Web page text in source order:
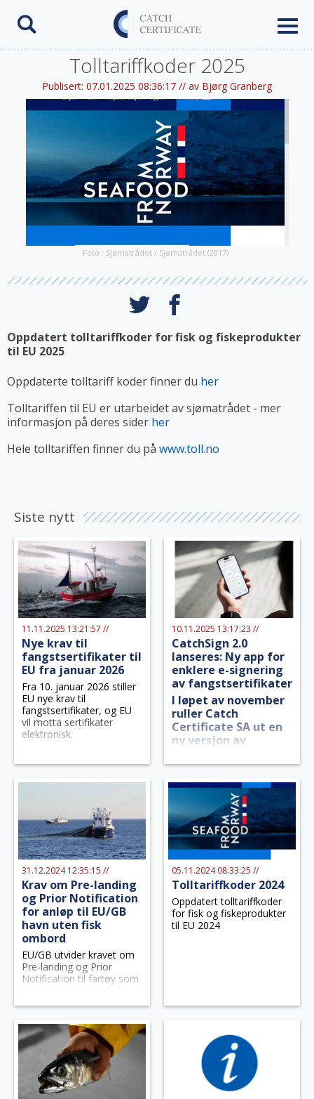
Toggle
Tolltariffkoder 2025
Publisert: 07.01.2025 08:36:17 // av Bjørg Granberg
Foto : Sjømatrådet / Sjømatrådet (2017)
Oppdatert tolltariffkoder for fisk og fiskeprodukter
til EU 2025
Oppdaterte tolltariff koder finner du her
Tolltariffen til EU er utarbeidet av sjømatrådet - mer
informasjon på deres sider her
Hele tolltariffen finner du på www.toll.no
Siste nytt
11.11.2025 13:21:57 //
Nye krav til
fangstsertifikater til
EU fra januar 2026
Fra 10. januar 2026 stiller
EU nye krav til
fangstsertifikater, og EU
vil motta sertifikater
elektronisk.
10.11.2025 13:17:23 //
CatchSign 2.0
lanseres: Ny app for
enklere e-signering
av fangstsertifikater
I løpet av november
ruller Catch
Certificate SA ut en
ny versjon av
alle brukere.
31.12.2024 12:35:15 //
Krav om Pre-landing
og Prior Notification
for anløp til EU/GB
havn uten fisk
ombord
EU/GB utvider kravet om
Pre-landing og Prior
Notification til fartøy som
Notification 4 timer før
anløp havn.
05.11.2024 08:33:25 //
Tolltariffkoder 2024
Oppdatert tolltariffkoder
for fisk og fiskeprodukter
til EU 2024